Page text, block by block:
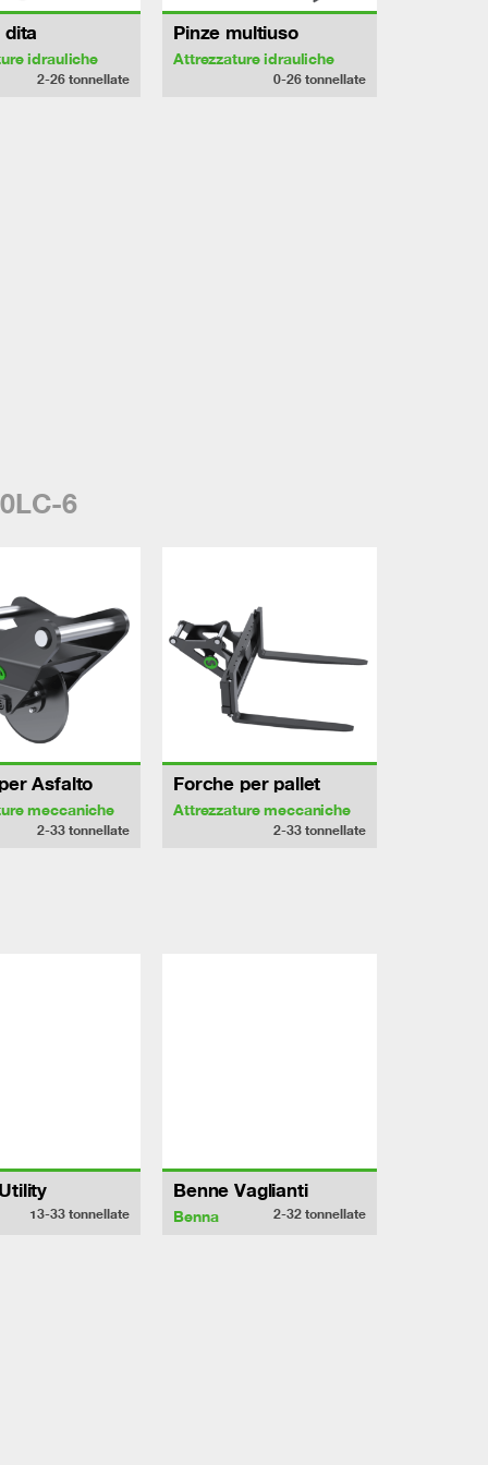
dita
idrauliche
2-26tonnellate
Pinze multiuso
Attrezzature idrauliche
0-26 tonnellate
6
Asfalto
meccaniche
2-33tonnellate
Forche per pallet
Attrezzature meccaniche
2-33 tonnellate
13-33tonnellate
Benne Vaglianti
Benna 2-32 tonnellate